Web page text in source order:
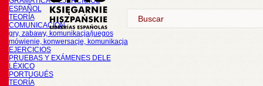
ESPAÑOL
TEORÍA
COMUNICACIÓN
gry, zabawy, komunikacja/juegos
mówienie, konwersacje, komunikacja
EJERCICIOS
PRUEBAS Y EXÁMENES DELE
LÉXICO
PORTUGUÉS
TEORÍA